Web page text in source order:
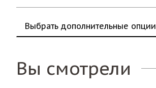
Выбрать дополнительные опции
Вы смотрели